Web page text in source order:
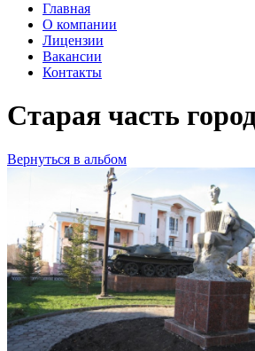
Главная
О компании
Лицензии
Вакансии
Контакты
Старая часть
Вернуться в альбом